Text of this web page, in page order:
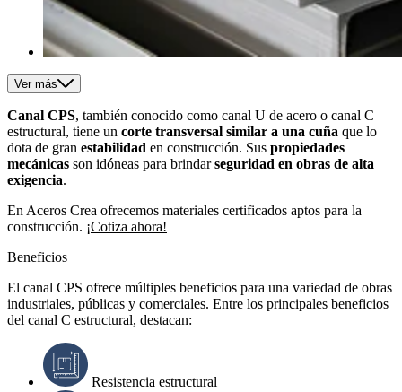
Ver más
Canal CPS, también conocido como canal U de acero o canal C
estructural, tiene un corte transversal similar a una cuña que lo
dota de gran estabilidad en construcción. Sus propiedades
mecánicas son idóneas para brindarseguridad en obras de alta
exigencia.
En Aceros Crea ofrecemos materiales certificados aptos para la
construcción. ¡Cotiza ahora!
Beneficios
El canal CPS ofrece múltiples beneficios para una variedad de obras
industriales, públicas y comerciales. Entre los principales beneficios
del canal C estructural, destacan:
Resistencia estructural